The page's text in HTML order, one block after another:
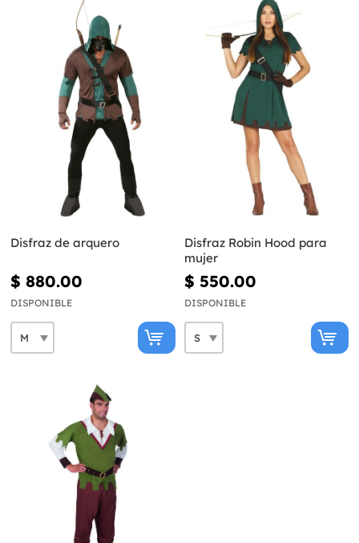
Disfraz de arquero
$ 880.00
DISPONIBLE
Disfraz Robin Hood para
mujer
$ 550.00
DISPONIBLE